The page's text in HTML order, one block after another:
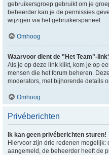
gebruikersgroep gebruikt om je
beheerder kan je de permissies
wijzigen via het gebruikerspaneel.
Omhoog
Waarvoor dient de "Het Team"-
Als je op deze link klikt, kom je op
mensen die het forum beheren.
moderators, met bijhorende details
Omhoog
Privéberichten
Ik kan geen privéberichten sturen!
Hiervoor zijn drie redenen
aangemeld, de beheerder heeft de